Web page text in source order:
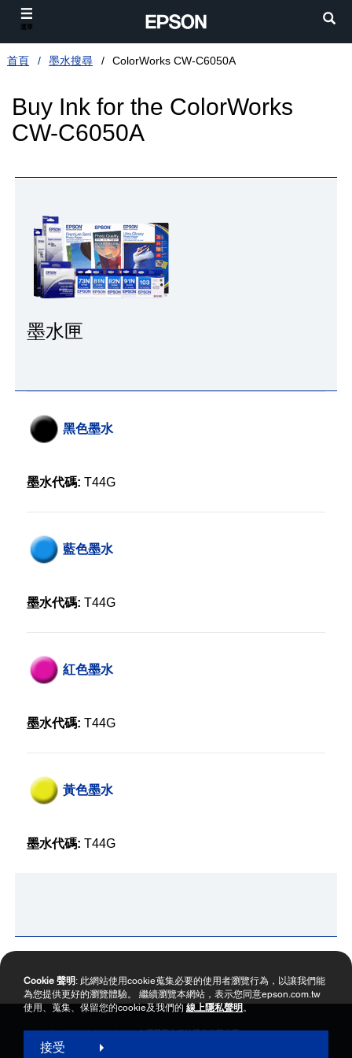
首頁 墨水搜尋 ColorWorks CW-C6050A
Buy Ink for the ColorWorks
CW-C6050A
墨水匣
黑色墨水
墨水代碼: T44G
藍色墨水
墨水代碼: T44G
紅色墨水
墨水代碼: T44G
黃色墨水
墨水代碼: T44G
Copyright © 2000-2026 台灣愛普生科技股份有限公司
網站使用暨會員服務條款
Cookie 聲明 : 此網站使用cookie蒐集必要的使用者瀏覽行為，以讓我們能
為您提供更好的瀏覽體驗。 繼續瀏覽本網站，表示您同意epson.com.tw
使用、蒐集、保留您的cookie及我們的 線上隱私聲明 。
接受